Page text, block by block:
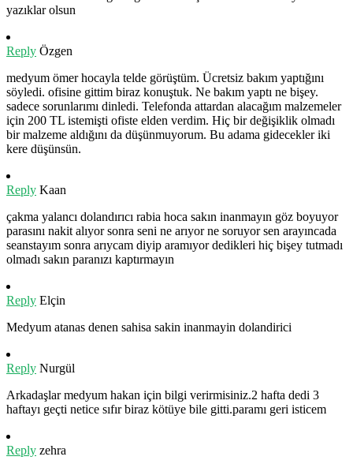
yazıklar olsun
Reply Özgen
medyum ömer hocayla telde görüştüm. Ücretsiz bakım yaptığını
söyledi. ofisine gittim biraz konuştuk. Ne bakım yaptı ne bişey.
sadece sorunlarımı dinledi. Telefonda attardan alacağım malzemeler
için 200 TL istemişti ofiste elden verdim. Hiç bir değişiklik olmadı
bir malzeme aldığını da düşünmuyorum. Bu adama gidecekler iki
kere düşünsün.
Reply Kaan
çakma yalancı dolandırıcı rabia hoca sakın inanmayın göz boyuyor
parasını nakit alıyor sonra seni ne arıyor ne soruyor sen arayıncada
seanstayım sonra arıycam diyip aramıyor dedikleri hiç bişey tutmadı
olmadı sakın paranızı kaptırmayın
Reply Elçin
Medyum atanas denen sahisa sakin inanmayin dolandirici
Reply Nurgül
Arkadaşlar medyum hakan için bilgi verirmisiniz.2 hafta dedi 3
haftayı geçti netice sıfır biraz kötüye bile gitti.paramı geri isticem
Reply zehra